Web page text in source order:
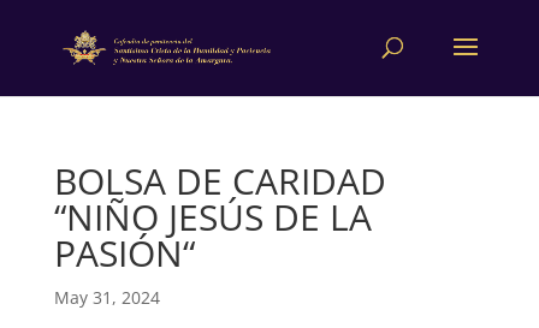
BOLSA DE CARIDAD
“NIÑO JESÚS DE LA
PASIÓN“
May 31, 2024